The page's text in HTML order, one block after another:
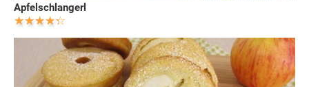
Apfelschlangerl